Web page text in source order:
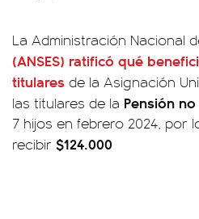
La Administración Nacional
(ANSES) ratificó qué
titulares de la Asignación
las titulares de la Pensión
7 hijos en febrero 2024, por
recibir $124.000